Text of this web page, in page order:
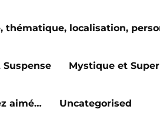
thématique, localisation,
Mystique et
aimé… Uncategorised